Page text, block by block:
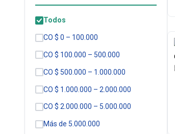
Todos
CO $ 0 – 100.000
CO $ 100.000 – 500.000
CO $ 500.000 – 1.000.000
CO $ 1.000.000 – 2.000.000
CO $ 2.000.000 – 5.000.000
Más de 5.000.000